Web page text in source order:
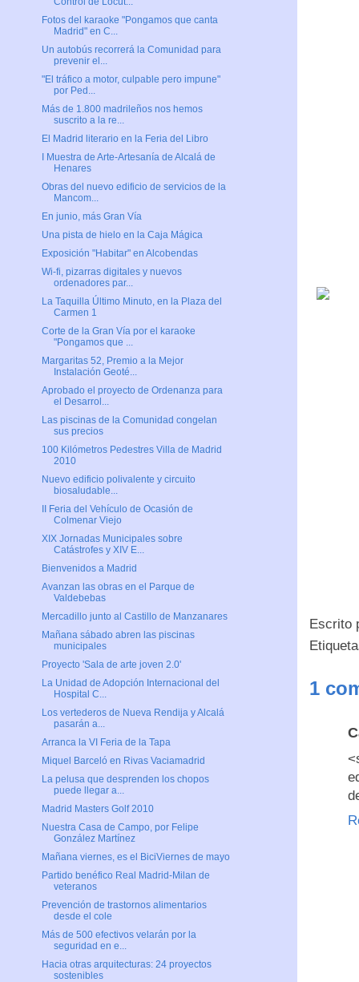
Escrito
1
Fotos del karaoke "Pongamos que canta
Madrid" en C...
Un autobús recorrerá la Comunidad para
prevenir el...
"El tráfico a motor, culpable pero impune"
por Ped...
Más de 1.800 madrileños nos hemos
suscrito a la re...
El Madrid literario en la Feria del Libro
I Muestra de Arte-Artesanía de Alcalá de
Henares
Obras del nuevo edificio de servicios de la
Mancom...
En junio, más Gran Vía
Una pista de hielo en la Caja Mágica
Exposición "Habitar" en Alcobendas
Wi-fi, pizarras digitales y nuevos
ordenadores par...
La Taquilla Último Minuto, en la Plaza del
Carmen 1
Corte de la Gran Vía por el karaoke
"Pongamos que ...
Margaritas 52, Premio a la Mejor
Instalación Geoté...
Aprobado el proyecto de Ordenanza para
el Desarrol...
Las piscinas de la Comunidad congelan
sus precios
100 Kilómetros Pedestres Villa de Madrid
2010
Nuevo edificio polivalente y circuito
biosaludable...
II Feria del Vehículo de Ocasión de
Colmenar Viejo
XIX Jornadas Municipales sobre
Catástrofes y XIV E...
Bienvenidos a Madrid
Avanzan las obras en el Parque de
Valdebebas
Mercadillo junto al Castillo de Manzanares
Mañana sábado abren las piscinas
municipales
Proyecto 'Sala de arte joven 2.0'
La Unidad de Adopción Internacional del
Hospital C...
Los vertederos de Nueva Rendija y Alcalá
pasarán a...
Arranca la VI Feria de la Tapa
Miquel Barceló en Rivas Vaciamadrid
La pelusa que desprenden los chopos
puede llegar a...
Madrid Masters Golf 2010
Nuestra Casa de Campo, por Felipe
González Martínez
Mañana viernes, es el BiciViernes de mayo
Partido benéfico Real Madrid-Milan de
veteranos
Prevención de trastornos alimentarios
desde el cole
Más de 500 efectivos velarán por la
seguridad en e...
Hacia otras arquitecturas: 24 proyectos
sostenibles